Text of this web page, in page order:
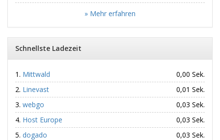
» Mehr erfahren
Schnellste Ladezeit
Mittwald
0,00 Sek.
Linevast
0,01 Sek.
webgo
0,03 Sek.
Host Europe
0,03 Sek.
dogado
0,03 Sek.